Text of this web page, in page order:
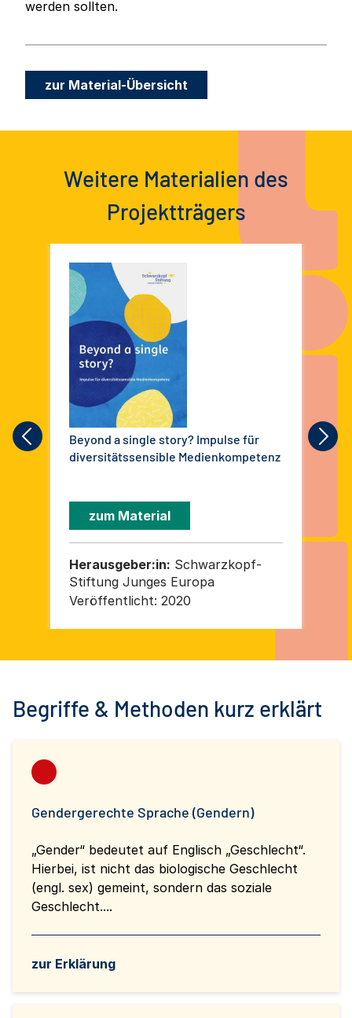
werden sollten.
zur Material-Übersicht
Weitere Materialien des
Projektträgers
Beyond a single story? Impulse für
diversitätssensible Medienkompetenz
zum Material
Herausgeber:in: Schwarzkopf-
Stiftung Junges Europa
Veröffentlicht: 2020
Begriffe & Methoden kurz erklärt
Gendergerechte Sprache (Gendern)
„Gender“ bedeutet auf Englisch „Geschlecht“.
Hierbei, ist nicht das biologische Geschlecht
(engl. sex) gemeint, sondern das soziale
Geschlecht....
zur Erklärung